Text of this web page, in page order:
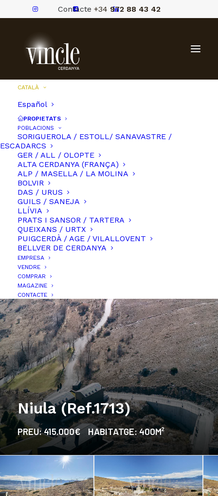
Contacte +34 972 88 43 42
CATALÀ
Español
PROPIETATS
POBLACIONS
SORIGUEROLA / ESTOLL/ SANAVASTRE /
ESCADARCS
GER / ALL / OLOPTE
ALTA CERDANYA (FRANÇA)
ALP / MASELLA / LA MOLINA
BOLVIR
DAS / URUS
GUILS / SANEJA
LLÍVIA
PRATS I SANSOR / TARTERA
QUEIXANS / URTX
PUIGCERDÀ / AGE / VILALLOVENT
BELLVER DE CERDANYA
EMPRESA
VENDRE
COMPRAR
MAGAZINE
CONTACTE
Niula (Ref.1713)
PREU:415.000€ HABITATGE:400M²